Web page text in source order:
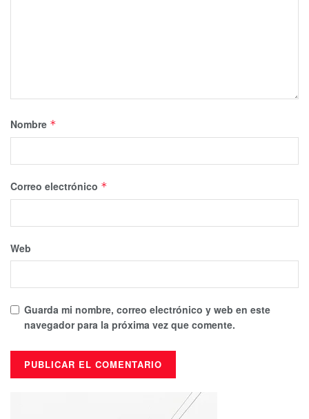
Nombre *
Correo electrónico *
Web
Guarda mi nombre, correo electrónico y web en este
navegador para la próxima vez que comente.